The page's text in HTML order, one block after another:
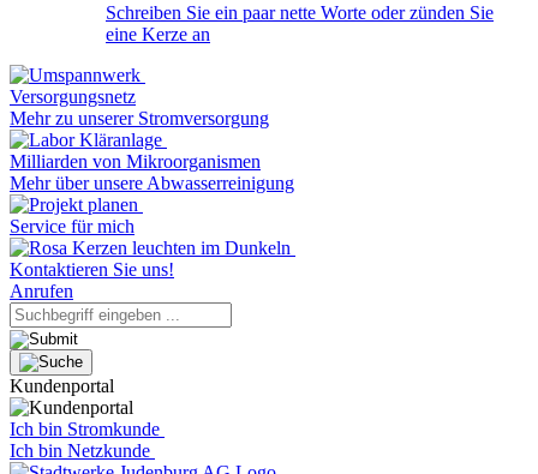
Schreiben Sie ein paar nette Worte oder zünden Sie
eine Kerze an
Versorgungsnetz
Mehr zu unserer Stromversorgung
Milliarden von Mikroorganismen
Mehr über unsere Abwasserreinigung
Service für mich
Kontaktieren Sie uns!
Anrufen
Kundenportal
Ich bin Stromkunde
Ich bin Netzkunde